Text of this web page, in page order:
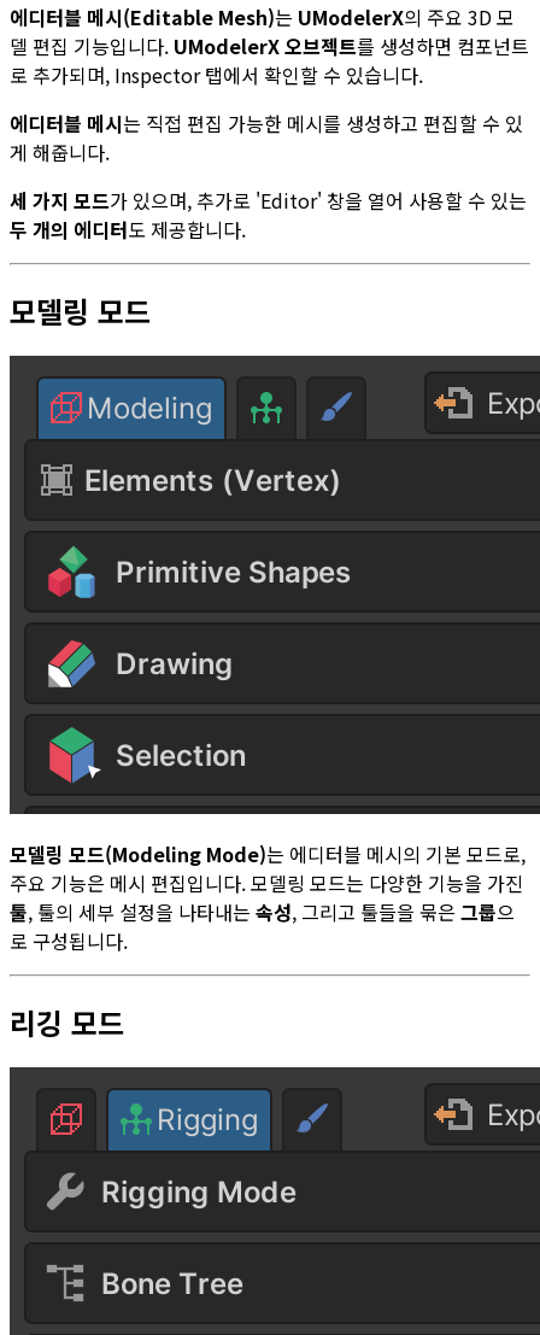
에디터블 메시(Editable Mesh)는 UModelerX의 주요 3D 모
델 편집 기능입니다. UModelerX 오브젝트를 생성하면 컴포넌트
로 추가되며, Inspector 탭에서 확인할 수 있습니다.
에디터블 메시는 직접 편집 가능한 메시를 생성하고 편집할 수 있
게 해줍니다.
세 가지 모드가 있으며, 추가로 'Editor' 창을 열어 사용할 수 있는
두 개의 에디터도 제공합니다.
모델링 모드
모델링 모드(Modeling Mode)는 에디터블 메시의 기본 모드로,
주요 기능은 메시 편집입니다. 모델링 모드는 다양한 기능을 가진
툴, 툴의 세부 설정을 나타내는 속성, 그리고 툴들을 묶은 그룹으
로 구성됩니다.
리깅 모드